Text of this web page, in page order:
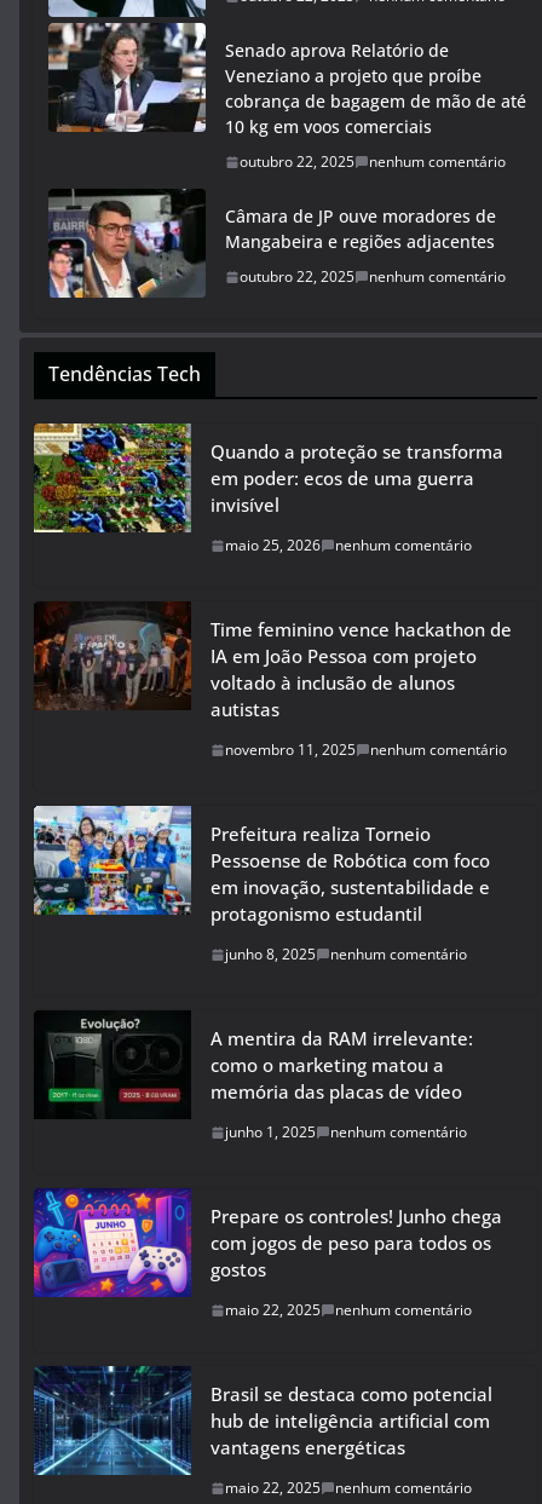
Senado aprova Relatório de
Veneziano a projeto que proíbe
cobrança de bagagem de mão de até
10 kg em voos comerciais
outubro 22, 2025 nenhum comentário
Câmara de JP ouve moradores de
Mangabeira e regiões adjacentes
outubro 22, 2025 nenhum comentário
Tendências Tech
Quando a proteção se transforma
em poder: ecos de uma guerra
invisível
maio 25, 2026 nenhum comentário
Time feminino vence hackathon de
IA em João Pessoa com projeto
voltado à inclusão de alunos
autistas
novembro 11, 2025 nenhum comentário
Prefeitura realiza Torneio
Pessoense de Robótica com foco
em inovação, sustentabilidade e
protagonismo estudantil
junho 8, 2025 nenhum comentário
A mentira da RAM irrelevante:
como o marketing matou a
memória das placas de vídeo
junho 1, 2025 nenhum comentário
Prepare os controles! Junho chega
com jogos de peso para todos os
gostos
maio 22, 2025 nenhum comentário
Brasil se destaca como potencial
hub de inteligência artificial com
vantagens energéticas
maio 22, 2025 nenhum comentário